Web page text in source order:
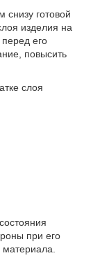
готовой
изделия на
его
повысить
слоя
при его